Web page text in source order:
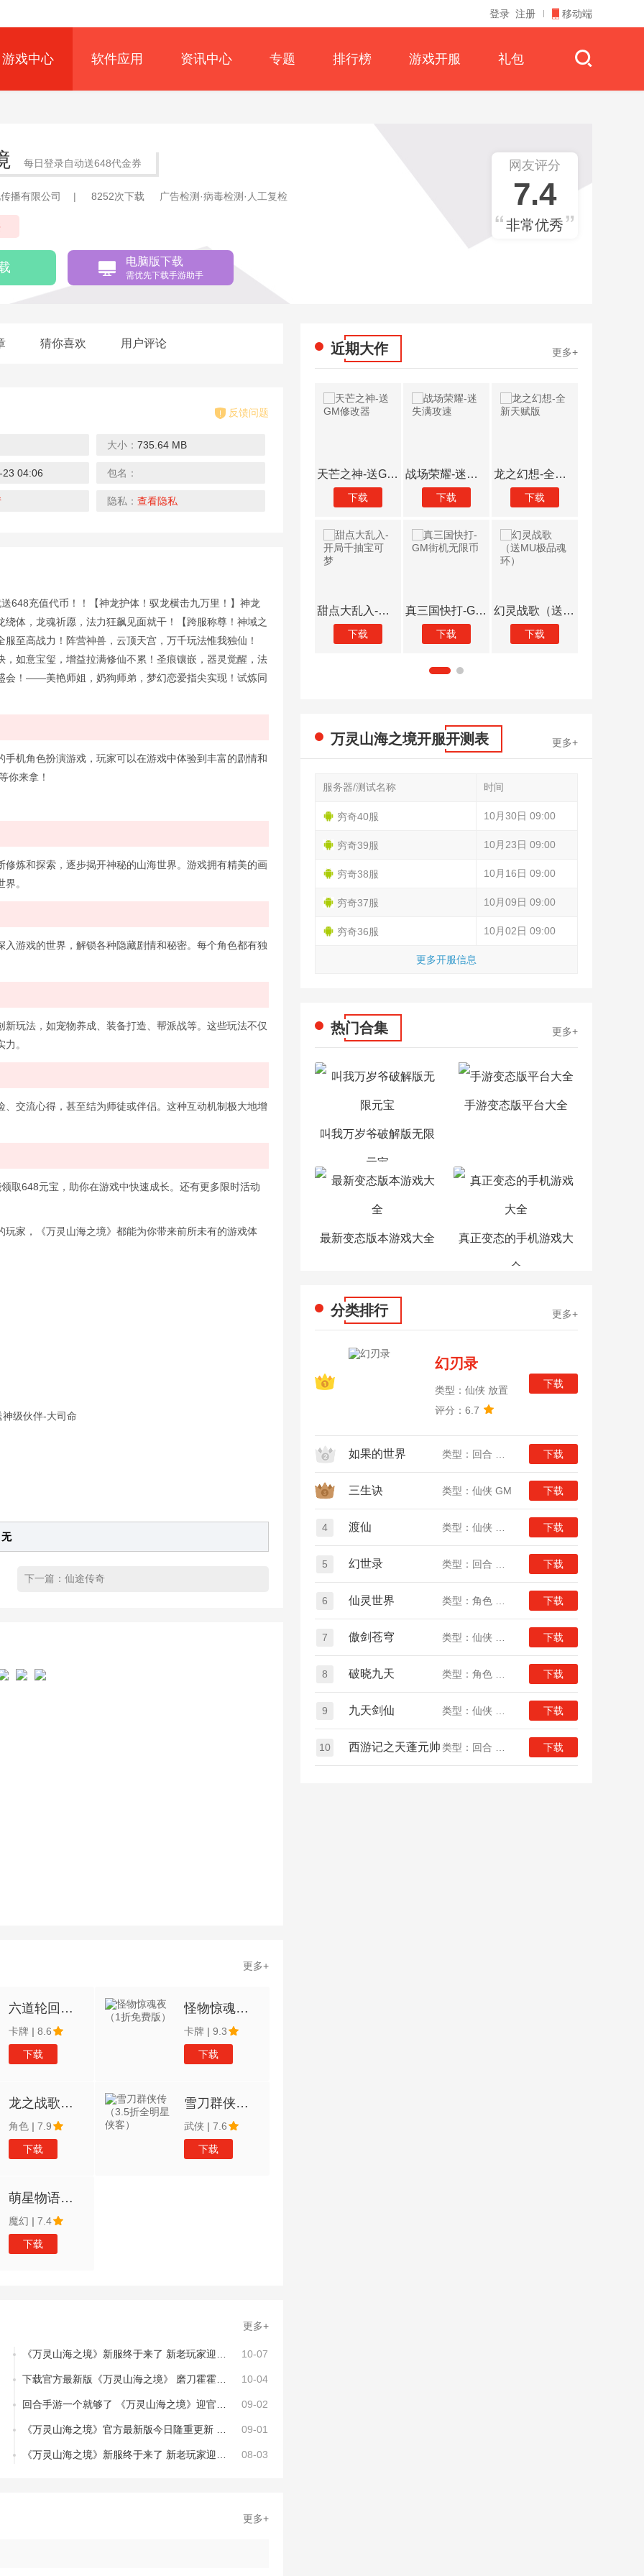
登录 注册 移动端
游戏中心 软件应用 资讯中心 专题 排行榜 游戏开服 礼包
每日登录自动送648代金券
播有限公司 | 8252次下载 广告检测·病毒检测·人工复检
电脑版下载
需优先下载手游助手
网友评分
7.4
非常优秀
猜你喜欢 用户评论
反馈问题
大小： 735.64 MB
04:06 包名：
隐私： 查看隐私
648充值代币！！【神龙护体！驭龙横击九万里！】神龙
体，龙魂祈愿，法力狂飙见面就干！【跨服称尊！神域之
至高战力！阵营神兽，云顶天宫，万千玩法惟我独仙！
如意宝玺，增益拉满修仙不累！圣痕镶嵌，器灵觉醒，法
会！——美艳师姐，奶狗师弟，梦幻恋爱指尖实现！试炼同
机角色扮演游戏，玩家可以在游戏中体验到丰富的剧情和
你来拿！
炼和探索，逐步揭开神秘的山海世界。游戏拥有精美的画
。
游戏的世界，解锁各种隐藏剧情和秘密。每个角色都有独
玩法，如宠物养成、装备打造、帮派战等。这些玩法不仅
。
交流心得，甚至结为师徒或伴侣。这种互动机制极大地增
取648元宝，助你在游戏中快速成长。还有更多限时活动
家，《万灵山海之境》都能为你带来前所未有的游戏体
级伙伴-大司命
无
下一篇： 仙途传奇
更多+
六道轮回（1折免费版）
卡牌 | 8.6
下载
怪物惊魂夜（1折免费版）
卡牌 | 9.3
下载
龙之战歌（1折免费版）
角色 | 7.9
下载
雪刀群侠传（3.5折全明星侠客）
武侠 | 7.6
下载
萌星物语（登录送5星英雄）
魔幻 | 7.4
下载
更多+
10-07
10-04
09-02
09-01
08-03
更多+
近期大作 更多+
封神传奇（打金百万代币）
下载
众神大陆（元宇宙地藏养龙）
下载
热血之怒（0元送充亿爆）
下载
天芒之神-送GM修改器
下载
战场荣耀-迷失满攻速
下载
龙之幻想-全新天赋版
下载
甜点大乱入-开局千抽宝可梦
下载
真三国快打-GM街机无限币
下载
幻灵战歌（送MU极品魂环）
下载
万灵山海之境开服开测表 更多+
更多开服信息
服务器/测试名称 时间
穷奇40服 10月30日 09:00
穷奇39服 10月23日 09:00
穷奇38服 10月16日 09:00
穷奇37服 10月09日 09:00
穷奇36服 10月02日 09:00
热门合集 更多+
叫我万岁爷破解版无限
元宝
手游变态版平台大全
最新变态版本游戏大全 真正变态的手机游戏大
全
分类排行 更多+
幻刃录
类型：仙侠 放置
评分：6.7
下载
如果的世界 下载
三生诀 类型：仙侠 GM 下载
4 渡仙 下载
5 幻世录 下载
6 仙灵世界 下载
7 傲剑苍穹 下载
8 破晓九天 下载
9 九天剑仙 下载
10 西游记之天蓬元帅 下载